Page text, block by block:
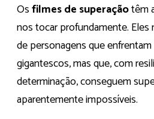
Osfilmes de superaçãotêm
nos tocar profundamente.
de personagens que
gigantescos, mas que, com
determinação, conseguem
aparentemente impossíveis.